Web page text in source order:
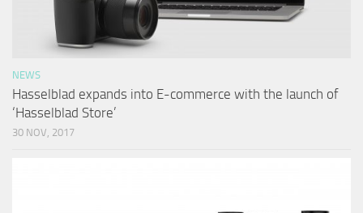
NEWS
Hasselblad expands into E-commerce with the launch of
‘Hasselblad Store’
30 NOV, 2017